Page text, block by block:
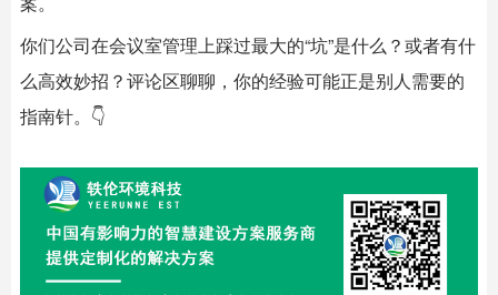
你们公司在会议室管理上踩过最大的“坑”是什么？或者有什
么高效妙招？评论区聊聊，你的经验可能正是别人需要的
指南针。👇